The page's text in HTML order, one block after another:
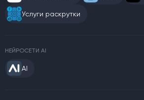
Услуги раскрутки
НЕЙРОСЕТИ AI
AI